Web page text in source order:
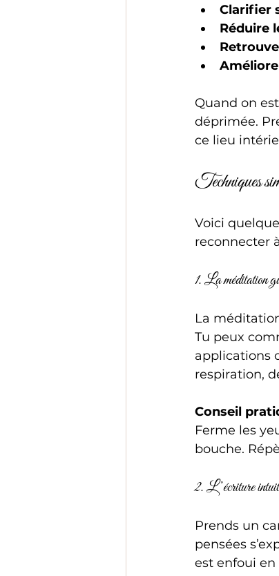
Clarifier
Réduire
Quand on
déprimée.
ce lieu
Techniques
Voici
reconnecter
1. La méditation
La
Tu peux
applications
respiration,
Conseil
Ferme les
bouche.
2. L’écriture
Prends un
pensées
est enfoui